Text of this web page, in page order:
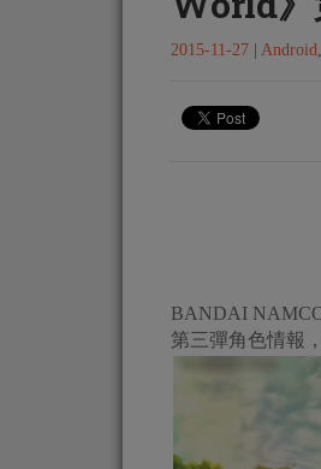
2015-11-27 Android,
BANDAI
第三彈角色情報